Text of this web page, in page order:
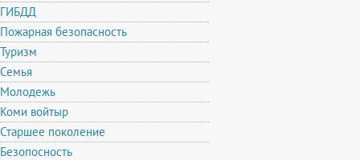
ГИБДД
Пожарная безопасность
Туризм
Семья
Молодежь
Коми войтыр
Старшее поколение
Безопосность